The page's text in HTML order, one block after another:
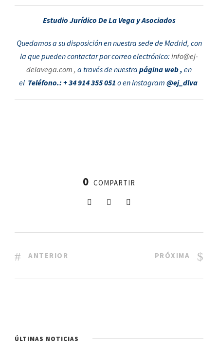
Estudio Jurídico De La Vega y Asociados
Quedamos a su disposición en nuestra sede de Madrid, con
la que pueden contactar por correo electrónico: info@ej-
delavega.com , a través de nuestra página web , en
el Teléfono.: + 34 914 355 051 o en Instagram @ej_dlva
0 COMPARTIR
ANTERIOR PRÓXIMA
ÚLTIMAS NOTICIAS